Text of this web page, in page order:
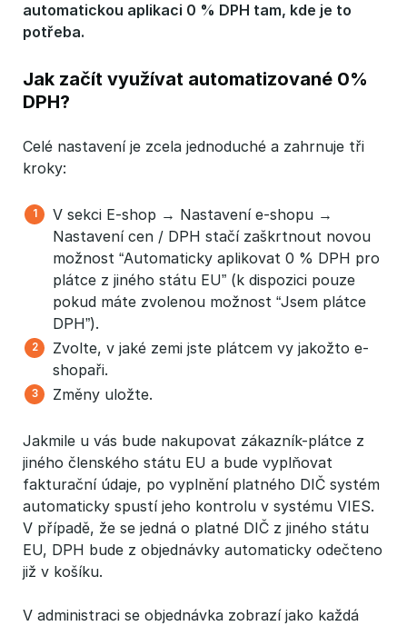
automatickou aplikaci 0 % DPH tam, kde je to
potřeba.
Jak začít využívat automatizované 0%
DPH?
Celé nastavení je zcela jednoduché a zahrnuje tři
kroky:
V sekci E-shop → Nastavení e-shopu →
Nastavení cen / DPH stačí zaškrtnout novou
možnost “Automaticky aplikovat 0 % DPH pro
plátce z jiného státu EU” (k dispozici pouze
pokud máte zvolenou možnost “Jsem plátce
DPH”).
Zvolte, v jaké zemi jste plátcem vy jakožto e-
shopaři.
Změny uložte.
Jakmile u vás bude nakupovat zákazník-plátce z
jiného členského státu EU a bude vyplňovat
fakturační údaje, po vyplnění platného DIČ systém
automaticky spustí jeho kontrolu v systému VIES.
V případě, že se jedná o platné DIČ z jiného státu
EU, DPH bude z objednávky automaticky odečteno
již v košíku.
V administraci se objednávka zobrazí jako každá